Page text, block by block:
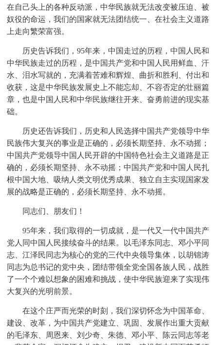
在自己头上的各种反动派，中华民族就无法改变被压迫、被
奴役的命运，我们的国家就无法团结统一、在社会主义道路
上走向繁荣富强。
历史告诉我们，95年来，中国走过的历程，中国人民和
中华民族走过的历程，是中国共产党和中国人民用鲜血、汗
水、泪水写就的，充满着苦难和辉煌、曲折和胜利、付出和
收获，这是中华民族发展史上不能忘却、不容否定的壮丽篇
章，也是中国人民和中华民族继往开来、奋勇前进的现实基
础。
历史还告诉我们，历史和人民选择中国共产党领导中华
民族伟大复兴的事业是正确的，必须长期坚持、永不动摇；
中国共产党领导中国人民开辟的中国特色社会主义道路是正
确的，必须长期坚持、永不动摇；中国共产党和中国人民扎
根中国大地、吸纳人类文明优秀成果、独立自主实现国家发
展的战略是正确的，必须长期坚持、永不动摇。
同志们、朋友们！
95年来，我们取得的一切成就，是一代又一代中国共产
党人同中国人民接续奋斗的结果。以毛泽东同志、邓小平同
志、江泽民同志为核心的党的三代中央领导集体，以胡锦涛
同志为总书记的党中央，团结带领全党全国各族人民，战胜
了一个个难以想象的困难和挑战，使中华民族迎来了实现伟
大复兴的光明前景。
在这个庄严而光荣的时刻，我们深切怀念为中国革命、
建设、改革，为中国共产党建立、巩固、发展作出重大贡献
的毛泽东、周恩来、刘少奇、朱德、邓小平、陈云同志等老